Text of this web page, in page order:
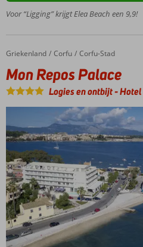
het
hele
gezin
loopafstand
van Dassia
All
Inclusive
ook
mogelijk
Voor “Ligging” krijgt Elea Beach een 9,9!
Home
Griekenland Corfu Corfu-Stad
Mon Repos Palace
Mon Repos Palace
Logies en ontbijt-Hotel